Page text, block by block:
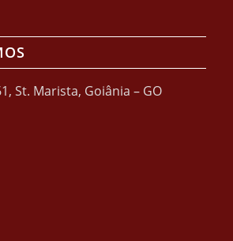
St. Marista, Goiânia – GO